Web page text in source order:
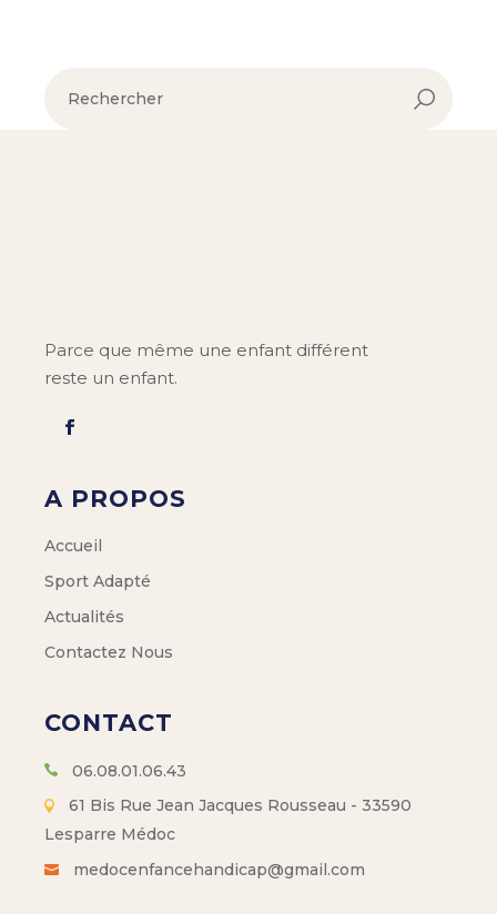
Parce que même une enfant différent
reste un enfant.
A PROPOS
Accueil
Sport Adapté
Actualités
Contactez Nous
CONTACT
06.08.01.06.43
61 Bis Rue Jean Jacques Rousseau - 33590
Lesparre Médoc
medocenfancehandicap@gmail.com